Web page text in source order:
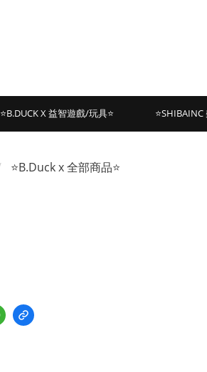
⭐B.DUCK X 益智遊戲/玩具⭐ ⭐SHIBAINC
⭐B.Duck x 全部商品⭐